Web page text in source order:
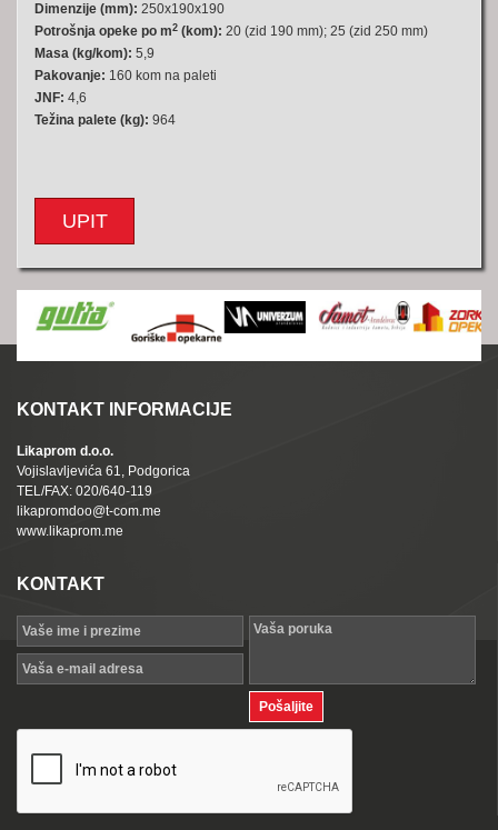
Dimenzije (mm): 250x190x190
Potrošnja opeke po m2 (kom): 20 (zid 190 mm); 25 (zid 250 mm)
Masa (kg/kom): 5,9
Pakovanje: 160 kom na paleti
JNF: 4,6
Težina palete (kg): 964
UPIT
KONTAKT INFORMACIJE
Likaprom d.o.o.
Vojislavljevića 61, Podgorica
TEL/FAX: 020/640-119
likapromdoo@t-com.me
www.likaprom.me
KONTAKT